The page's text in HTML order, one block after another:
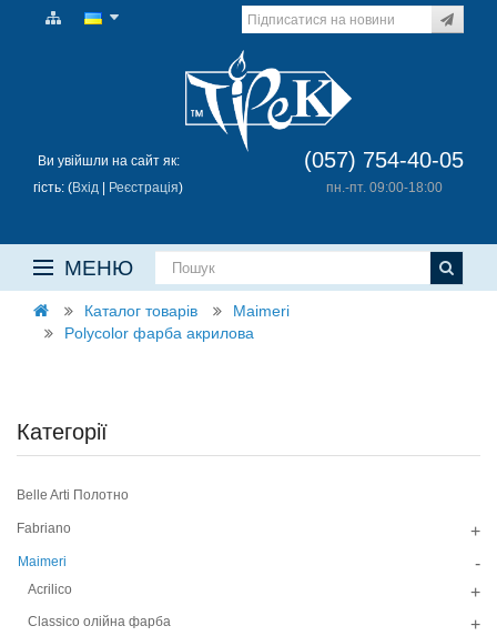
Ви увійшли на сайт як:
гість: (Вхід | Реєстрація)
(057) 754-40-05
пн.-пт. 09:00-18:00
МЕНЮ
Каталог товарів
Maimeri
Polycolor фарба акрилова
Категорії
Belle Arti Полотно
+
Fabriano
-
Maimeri
+
Acrilico
+
Classico олiйна фарба